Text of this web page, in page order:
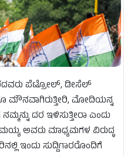
ಪೆಟ್ರೋಲ್, ಡೀಸೆಲ್
ಮೌನವಾಗಿರುತ್ತೀರಿ, ಮೋದಿಯನ್ನ
ದರ ಇಳಿಸುತ್ತೀರಾ ಎಂದು
ಅವರು ಮಾಧ್ಯಮಗಳ ವಿರುದ್ಧ
ಇಂದು ಸುದ್ದಿಗಾರರೊಂದಿಗೆ